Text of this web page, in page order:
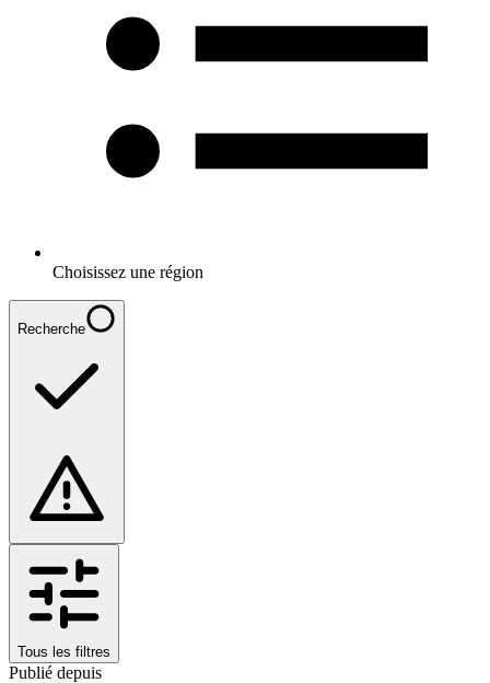
Choisissez une région
Recherche
Tous les filtres
Publié depuis